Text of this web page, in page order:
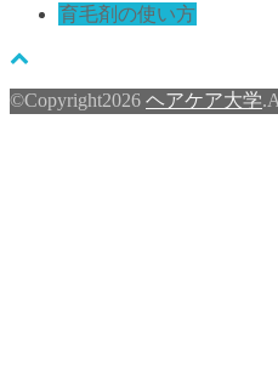
育毛剤の使い方
©Copyright2026 ヘアケア大学